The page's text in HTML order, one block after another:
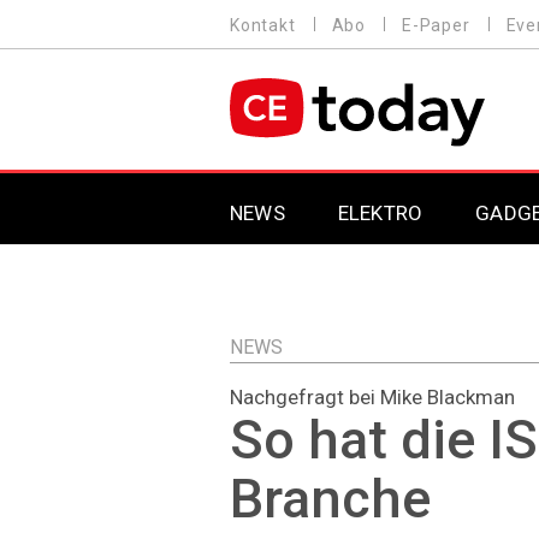
zum
MENU
Kontakt Abo E-Paper
MAIN NAVIGATION
NEWS ELEKTRO
NEWS
Nachgefragt bei Mike Blackman
So hat die
Branche